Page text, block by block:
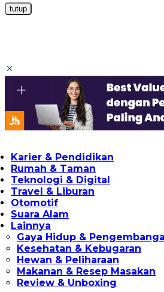
tutup
Karier & Pendidikan
Rumah & Taman
Teknologi & Digital
Travel & Liburan
Otomotif
Suara Alam
Lainnya
Gaya Hidup &
Kesehatan & Kebugaran
Hewan & Peliharaan
Makanan & Resep Masakan
Review & Unboxing